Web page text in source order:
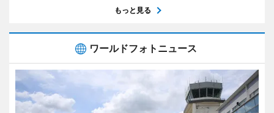
もっと見る
ワールドフォトニュース